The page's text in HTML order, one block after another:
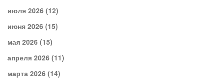
июля 2026 (12)
июня 2026 (15)
мая 2026 (15)
апреля 2026 (11)
марта 2026 (14)